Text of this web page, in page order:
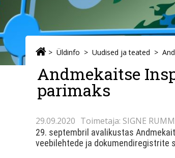
Üldinfo Uudised ja teated
Andmekaitse
parimaks
29.09.2020 Toimetaja: SIGNE
29. septembril avalikustas
veebilehtede ja dokumendiregistrite